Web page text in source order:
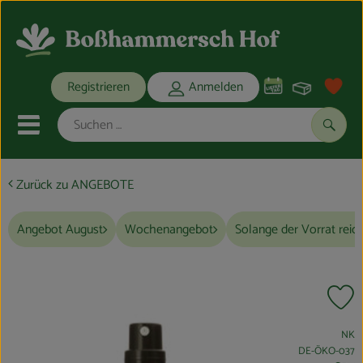
Registrieren Anmelden
Mobiles Menu öffnen oder
Bio-Kochkisten
Zurück zu ANGEBOTE
Angebot August Wochenangebot Solange der Vorrat
, Verband:
NK
, Kontrollstelle:
DE-ÖKO-037